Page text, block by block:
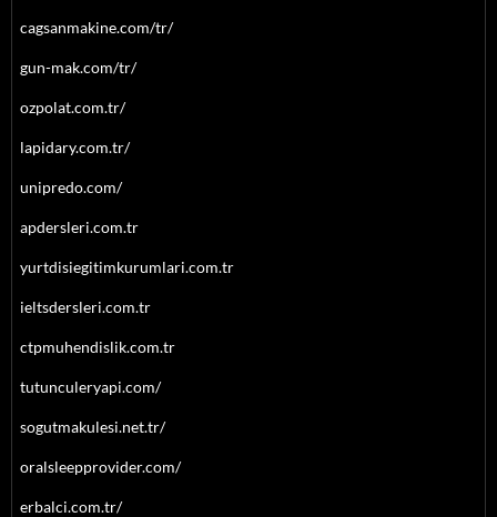
cagsanmakine.com/tr/
gun-mak.com/tr/
ozpolat.com.tr/
lapidary.com.tr/
unipredo.com/
apdersleri.com.tr
yurtdisiegitimkurumlari.com.tr
ieltsdersleri.com.tr
ctpmuhendislik.com.tr
tutunculeryapi.com/
sogutmakulesi.net.tr/
oralsleepprovider.com/
erbalci.com.tr/